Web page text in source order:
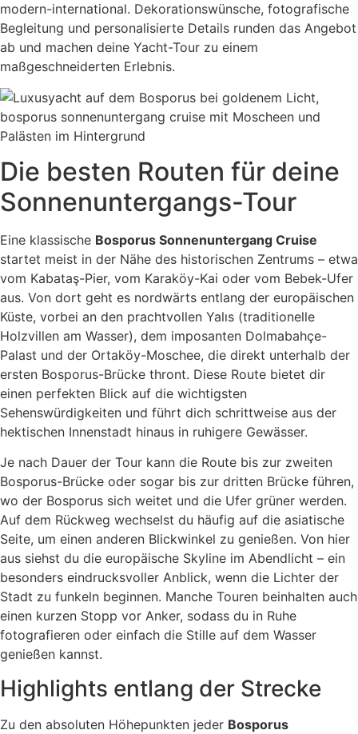
modern-international. Dekorationswünsche, fotografische
Begleitung und personalisierte Details runden das Angebot
ab und machen deine Yacht-Tour zu einem
maßgeschneiderten Erlebnis.
Die besten Routen für deine
Sonnenuntergangs-Tour
Eine klassische Bosporus Sonnenuntergang Cruise
startet meist in der Nähe des historischen Zentrums – etwa
vom Kabataş-Pier, vom Karaköy-Kai oder vom Bebek-Ufer
aus. Von dort geht es nordwärts entlang der europäischen
Küste, vorbei an den prachtvollen Yalıs (traditionelle
Holzvillen am Wasser), dem imposanten Dolmabahçe-
Palast und der Ortaköy-Moschee, die direkt unterhalb der
ersten Bosporus-Brücke thront. Diese Route bietet dir
einen perfekten Blick auf die wichtigsten
Sehenswürdigkeiten und führt dich schrittweise aus der
hektischen Innenstadt hinaus in ruhigere Gewässer.
Je nach Dauer der Tour kann die Route bis zur zweiten
Bosporus-Brücke oder sogar bis zur dritten Brücke führen,
wo der Bosporus sich weitet und die Ufer grüner werden.
Auf dem Rückweg wechselst du häufig auf die asiatische
Seite, um einen anderen Blickwinkel zu genießen. Von hier
aus siehst du die europäische Skyline im Abendlicht – ein
besonders eindrucksvoller Anblick, wenn die Lichter der
Stadt zu funkeln beginnen. Manche Touren beinhalten auch
einen kurzen Stopp vor Anker, sodass du in Ruhe
fotografieren oder einfach die Stille auf dem Wasser
genießen kannst.
Highlights entlang der Strecke
Zu den absoluten Höhepunkten jeder Bosporus